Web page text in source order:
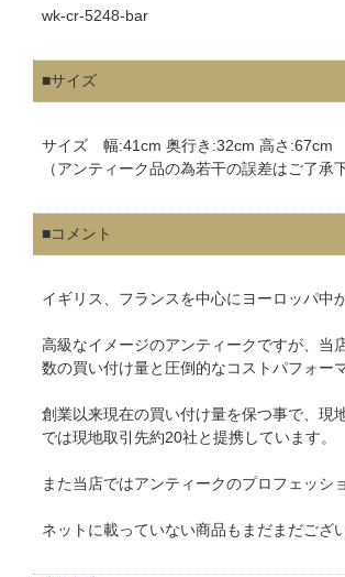
wk-cr-5248-bar
■サイズ
サイズ 幅:41cm 奥行き:32cm 高さ:67cm
（アンティーク品の為若干の誤差はご了承
■コメント
イギリス、フランスを中心にヨーロッパ中
高級なイメージのアンティークですが、当
数の買い付け量と圧倒的なコストパフォー
創業以来現在の買い付け量を保つ事で、現
では現地取引先約20社と提携しています。
また当店ではアンティークのプロフェッシ
ネットに載っていない商品もまだまだござ